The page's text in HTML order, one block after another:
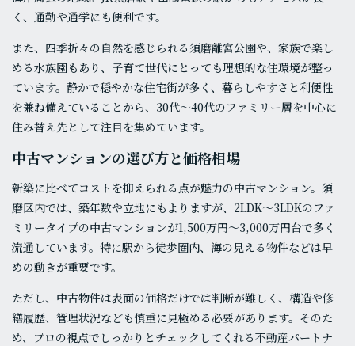
く、通勤や通学にも便利です。
また、四季折々の自然を感じられる須磨離宮公園や、家族で楽し
める水族園もあり、子育て世代にとっても理想的な住環境が整っ
ています。静かで穏やかな住宅街が多く、暮らしやすさと利便性
を兼ね備えていることから、30代〜40代のファミリー層を中心に
住み替え先として注目を集めています。
中古マンションの選び方と価格相場
新築に比べてコストを抑えられる点が魅力の中古マンション。須
磨区内では、築年数や立地にもよりますが、2LDK〜3LDKのファ
ミリータイプの中古マンションが1,500万円〜3,000万円台で多く
流通しています。特に駅から徒歩圏内、海の見える物件などは早
めの動きが重要です。
ただし、中古物件は表面の価格だけでは判断が難しく、構造や修
繕履歴、管理状況なども慎重に見極める必要があります。そのた
め、プロの視点でしっかりとチェックしてくれる不動産パートナ